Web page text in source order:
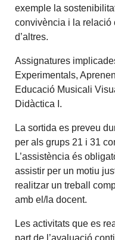
exemple la
convivència i la relació
d’altres.
Assignatures
Experimentals,
Educació Musicali
Didàctica I.
La sortida es preveu
per als grups 21 i 31
L’assistència és
assistir per un motiu
realitzar un treball
amb el/la docent.
Les activitats que es